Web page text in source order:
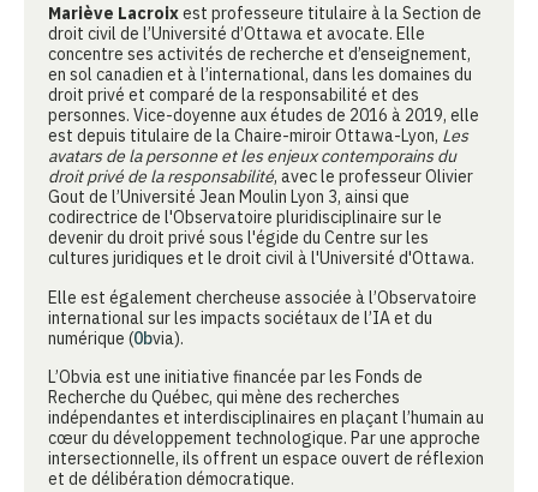
Mariève Lacroixest professeure titulaire à la Section de
droit civil de l’Université d’Ottawa et avocate. Elle
concentre ses activités de recherche et d’enseignement,
en sol canadien et à l’international, dans les domaines du
droit privé et comparé de la responsabilité et des
personnes. Vice-doyenne aux études de 2016 à 2019, elle
est depuis titulaire de la Chaire-miroir Ottawa-Lyon, Les
avatars de la personne et les enjeux contemporains du
droit privé de la responsabilité, avec le professeur Olivier
Gout de l’Université Jean Moulin Lyon 3, ainsi que
codirectrice de l'Observatoire pluridisciplinaire sur le
devenir du droit privé sous l'égide du Centre sur les
cultures juridiques et le droit civil à l'Université d'Ottawa.
Elle est également chercheuse associée à l’Observatoire
international sur les impacts sociétaux de l’IA et du
numérique (Obvia).
L’Obvia est une initiative financée par les Fonds de
Recherche du Québec, qui mène des recherches
indépendantes et interdisciplinaires en plaçant l’humain au
cœur du développement technologique. Par une approche
intersectionnelle, ils offrent un espace ouvert de réflexion
et de délibération démocratique.